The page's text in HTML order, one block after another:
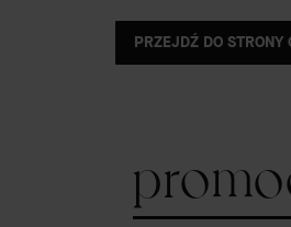
PRZEJDŹ DO STRONY